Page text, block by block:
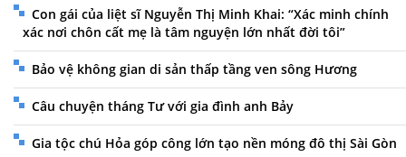
Con gái của liệt sĩ Nguyễn Thị Minh Khai: “Xác minh chính
xác nơi chôn cất mẹ là tâm nguyện lớn nhất đời tôi”
Bảo vệ không gian di sản thấp tầng ven sông Hương
Câu chuyện tháng Tư với gia đình anh Bảy
Gia tộc chú Hỏa góp công lớn tạo nền móng đô thị Sài Gòn